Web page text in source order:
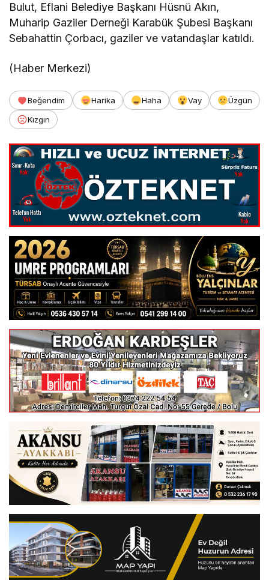
Bulut, Eflani Belediye Başkanı Hüsnü Akın,
Muharip Gaziler Derneği Karabük Şubesi Başkanı
Sebahattin Çorbacı, gaziler ve vatandaşlar katıldı.
(Haber Merkezi)
Beğendim Harika Haha Vay
Üzgün
Kızgın